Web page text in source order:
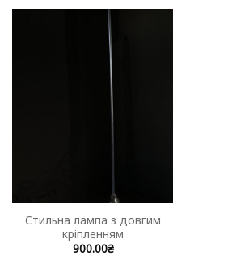
Стильна лампа з довгим
кріпленням
900.00₴